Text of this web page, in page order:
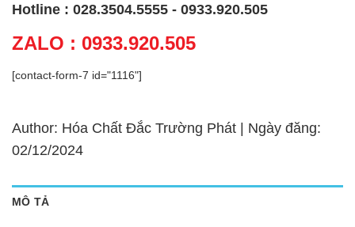
Hotline : 028.3504.5555 - 0933.920.505
ZALO : 0933.920.505
[contact-form-7 id="1116"]
Author: Hóa Chất Đắc Trường Phát | Ngày đăng:
02/12/2024
MÔ TẢ